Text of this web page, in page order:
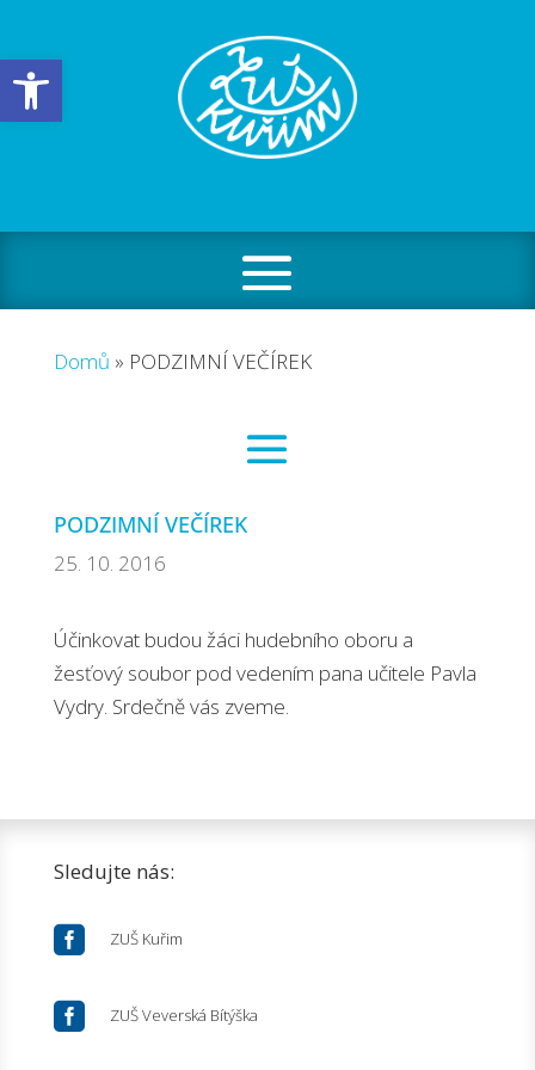
Open toolbar
Domů » PODZIMNÍ VEČÍREK
PODZIMNÍ VEČÍREK
25. 10. 2016
Účinkovat budou žáci hudebního oboru a
žesťový soubor pod vedením pana učitele Pavla
Vydry. Srdečně vás zveme.
Sledujte nás:
 ZUŠ Kuřim
 ZUŠ Veverská Bítýška